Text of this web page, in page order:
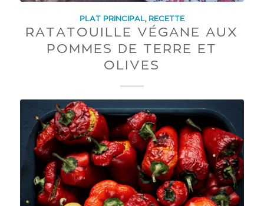
PLAT PRINCIPAL, RECETTE
RATATOUILLE VÉGANE AUX
POMMES DE TERRE ET
OLIVES